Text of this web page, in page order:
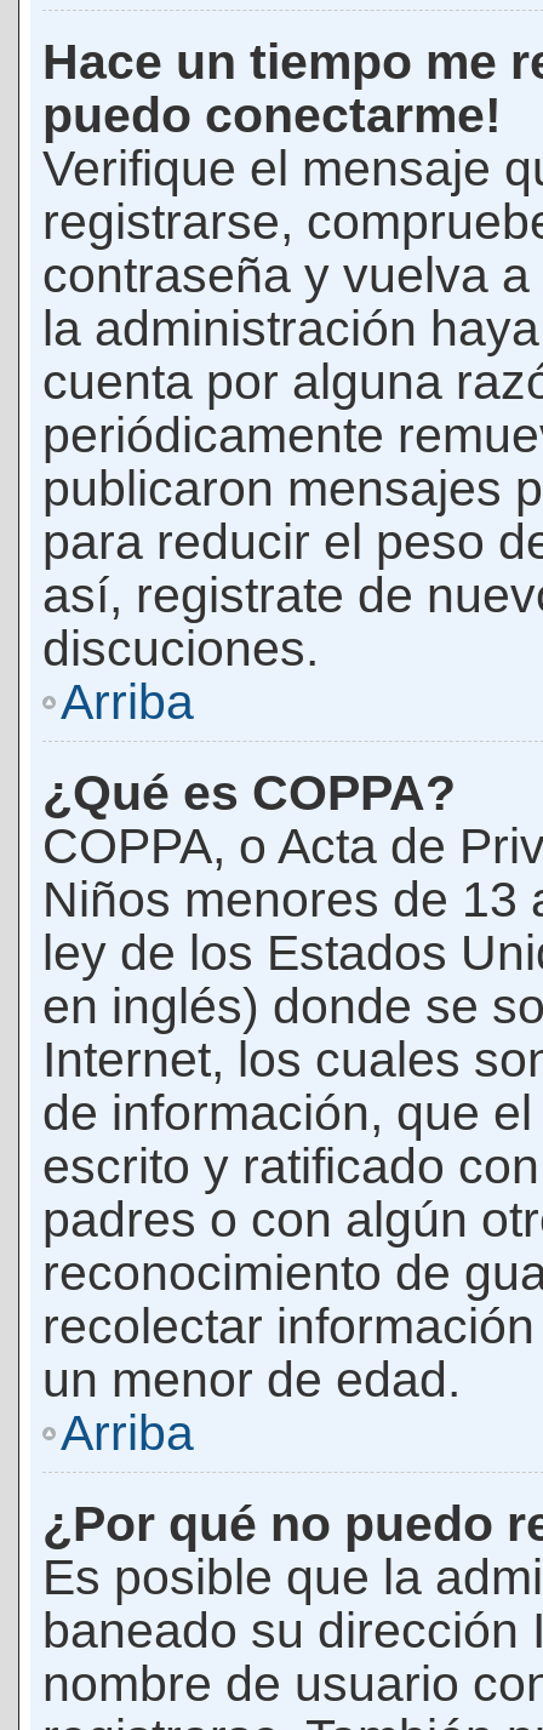
Hace un tiempo me
puedo conectarme!
Verifique el mensaje
registrarse,
contraseña y vuelva
la administración
cuenta por alguna
periódicamente
publicaron mensajes
para reducir el peso
así, registrate de
discuciones.
Arriba
¿Qué es COPPA?
COPPA, o Acta de
Niños menores de 13
ley de los Estados
en inglés) donde se
Internet, los cuales
de información, que
escrito y ratificado
padres o con algún
reconocimiento de
recolectar
un menor de edad.
Arriba
¿Por qué no puedo
Es posible que la
baneado su dirección
nombre de usuario